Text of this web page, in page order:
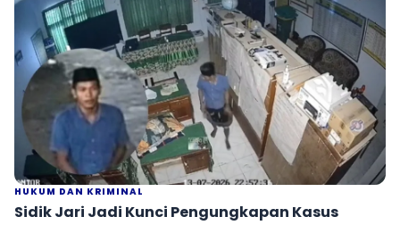
HUKUM DAN KRIMINAL
Sidik Jari Jadi Kunci Pengungkapan Kasus